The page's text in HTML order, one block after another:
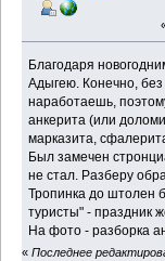
Благодаря
Адыгею. Конечно, без
наработаешь,
анкерита (или
марказита,
Был замечен
не стал. Разберу
Тропинка до штолен
туристы" - праздник
На фото - разборка
« Последнее